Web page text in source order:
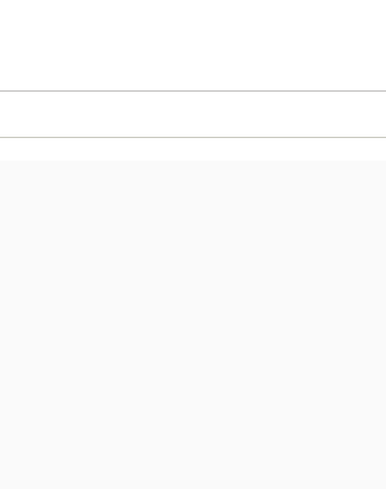
se pronuncia sobre